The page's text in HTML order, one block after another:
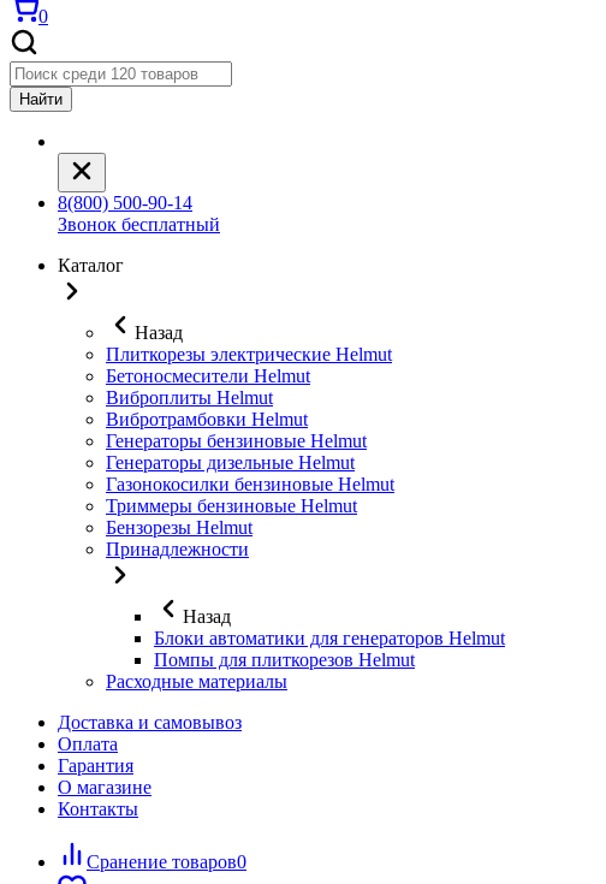
0
Найти
8(800) 500-90-14
Звонок бесплатный
Каталог
Назад
Плиткорезы электрические Helmut
Бетоносмесители Helmut
Виброплиты Helmut
Вибротрамбовки Helmut
Генераторы бензиновые Helmut
Генераторы дизельные Helmut
Газонокосилки бензиновые Helmut
Триммеры бензиновые Helmut
Бензорезы Helmut
Принадлежности
Назад
Блоки автоматики для генераторов Helmut
Помпы для плиткорезов Helmut
Расходные материалы
Доставка и самовывоз
Оплата
Гарантия
О магазине
Контакты
Сранение товаров0